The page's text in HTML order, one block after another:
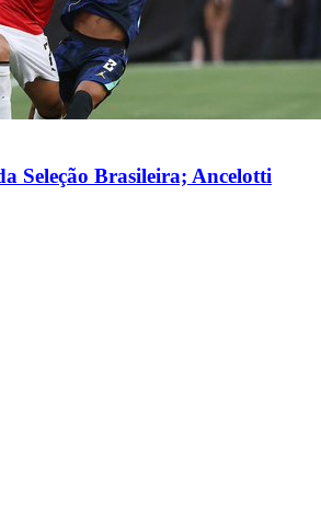
Seleção Brasileira; Ancelotti